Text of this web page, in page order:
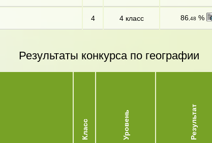
4 4 класс 86,48 %
Результаты конкурса по географии
Класс Уровень Результат